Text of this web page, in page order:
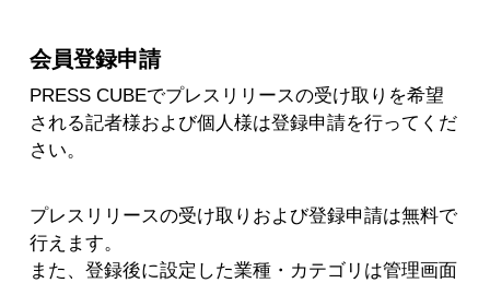
会員登録申請
PRESS CUBEでプレスリリースの受け取りを希望
される記者様および個人様は登録申請を行ってくだ
さい。
プレスリリースの受け取りおよび登録申請は無料で
行えます。
また、登録後に設定した業種・カテゴリは管理画面